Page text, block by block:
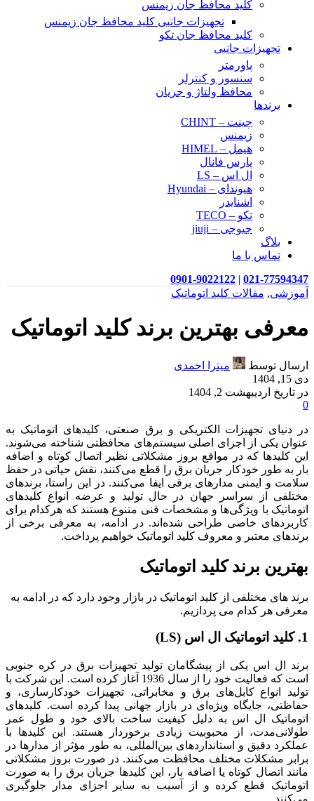
کلید محافظ جان زیمنس
تجهیزات جانبی کلید محافظ جان زیمنس
کلید محافظ جان تکو
تجهیزات جانبی
پاورمتر
سنسور و کنترلر
محافظ ولتاژ و‌ جریان
برندها
چینت – CHINT
زیمنس
هیمل – HIMEL
پارس فانال
ال اس – LS
هیوندای – Hyundai
اشنایدر
تکو – TECO
جیوجی – jiuji
بلاگ
تماس با ما
021-77594347
|
0901-9022122
آموزشی, مقالات کلید اتوماتیک
معرفی بهترین برند کلید اتوماتیک
ارسال توسط
میترا احمدی
دی 15, 1404
در تاریخ اردیبهشت 2, 1404
0
در دنیای تجهیزات الکتریکی و برق صنعتی، کلیدهای اتوماتیک به
عنوان یکی از اجزای اصلی سیستم‌های محافظتی شناخته می‌شوند.
این کلیدها که در مواقع بروز مشکلاتی نظیر اتصال کوتاه و اضافه
بار به طور خودکار جریان برق را قطع می‌کنند، نقش حیاتی در حفظ
سلامت و ایمنی مدارهای برقی ایفا می‌کنند. در این راستا، برندهای
مختلفی از سراسر جهان در حال تولید و عرضه انواع کلیدهای
اتوماتیک با ویژگی‌ها و مشخصات فنی متنوع هستند که هرکدام برای
کاربردهای خاصی طراحی شده‌اند. در ادامه، به معرفی برخی از
برندهای معتبر و معروف کلید اتوماتیک خواهیم پرداخت.
بهترین برند کلید اتوماتیک
برند های مختلفی از کلید اتوماتیک در بازار وجود دارد که در ادامه به
معرفی هر کدام می پردازیم.
1. کلید اتوماتیک ال اس (LS)
برند ال اس یکی از پیشگامان تولید تجهیزات برق در کره جنوبی
است که فعالیت خود را از سال 1936 آغاز کرده است. این شرکت با
تولید انواع کابل‌های برق و مخابراتی، تجهیزات خودکارسازی، و
حفاظتی، جایگاه ویژه‌ای در بازار جهانی پیدا کرده است. کلیدهای
اتوماتیک ال اس به دلیل کیفیت ساخت بالای خود و طول عمر
طولانی‌مدت، از محبوبیت زیادی برخوردار هستند. این کلیدها با
عملکرد دقیق و استانداردهای بین‌المللی، به طور مؤثر از مدارها در
برابر مشکلات مختلف محافظت می‌کنند. در صورت بروز مشکلاتی
مانند اتصال کوتاه یا اضافه بار، این کلیدها جریان برق را به صورت
اتوماتیک قطع کرده و از آسیب به سایر اجزای مدار جلوگیری